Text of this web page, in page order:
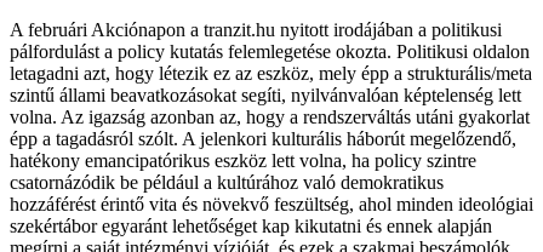
A februári Akciónapon a tranzit.hu nyitott irodájában a politikusi
pálfordulást a policy kutatás felemlegetése okozta. Politikusi oldalon
letagadni azt, hogy létezik ez az eszköz, mely épp a strukturális/meta
szintű állami beavatkozásokat segíti, nyilvánvalóan képtelenség lett
volna. Az igazság azonban az, hogy a rendszerváltás utáni gyakorlat
épp a tagadásról szólt. A jelenkori kulturális háborút megelőzendő,
hatékony emancipatórikus eszköz lett volna, ha policy szintre
csatornázódik be például a kultúrához való demokratikus
hozzáférést érintő vita és növekvő feszültség, ahol minden ideológiai
szekértábor egyaránt lehetőséget kap kikutatni és ennek alapján
megírni a saját intézményi vízióját, és ezek a szakmai beszámolók